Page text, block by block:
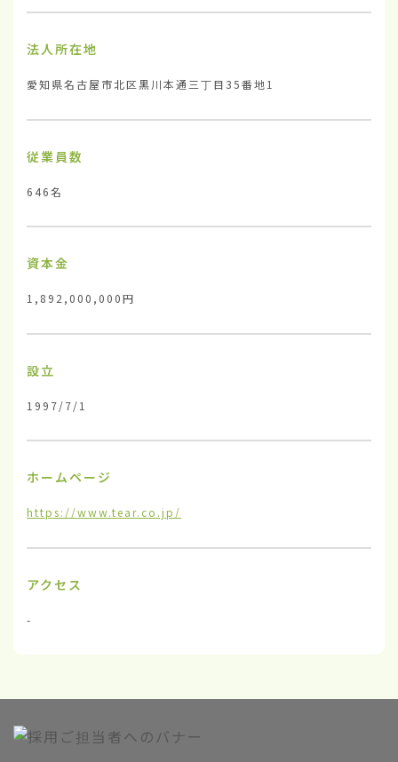
法人所在地
愛知県名古屋市北区黒川本通三丁目35番地1
従業員数
646名
資本金
1,892,000,000円
設立
1997/7/1
ホームページ
https://www.tear.co.jp/
アクセス
-